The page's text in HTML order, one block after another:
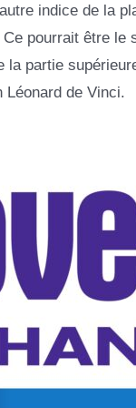
indice de la
pourrait être le
partie
de Vinci.